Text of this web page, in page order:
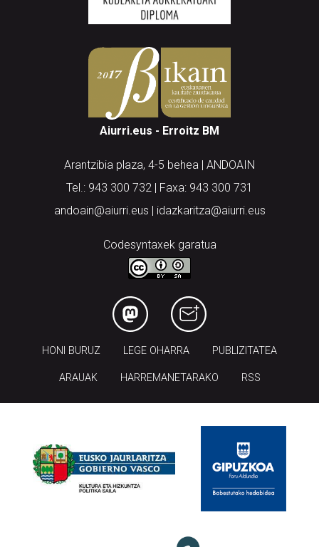
Aiurri.eus - Erroitz BM
Arantzibia plaza, 4-5 behea | ANDOAIN
Tel.: 943 300 732 | Faxa: 943 300 731
andoain@aiurri.eus | idazkaritza@aiurri.eus
Codesyntaxek garatua
HONI BURUZ LEGE OHARRA PUBLIZITATEA
ARAUAK HARREMANETARAKO RSS